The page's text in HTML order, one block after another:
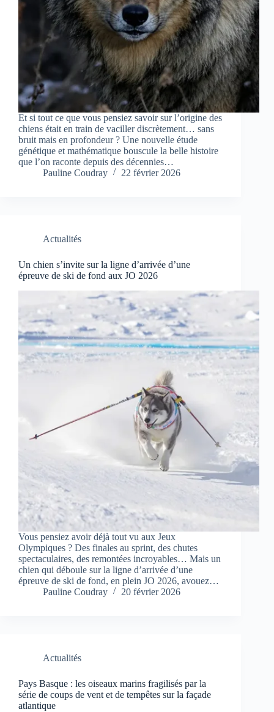
Et si tout ce que vous pensiez savoir sur l’origine des
chiens était en train de vaciller discrètement… sans
bruit mais en profondeur ? Une nouvelle étude
génétique et mathématique bouscule la belle histoire
que l’on raconte depuis des décennies…
Pauline Coudray
22 février 2026
Actualités
Un chien s’invite sur la ligne d’arrivée d’une
épreuve de ski de fond aux JO 2026
Vous pensiez avoir déjà tout vu aux Jeux
Olympiques ? Des finales au sprint, des chutes
spectaculaires, des remontées incroyables… Mais un
chien qui déboule sur la ligne d’arrivée d’une
épreuve de ski de fond, en plein JO 2026, avouez…
Pauline Coudray
20 février 2026
Actualités
Pays Basque : les oiseaux marins fragilisés par la
série de coups de vent et de tempêtes sur la façade
atlantique